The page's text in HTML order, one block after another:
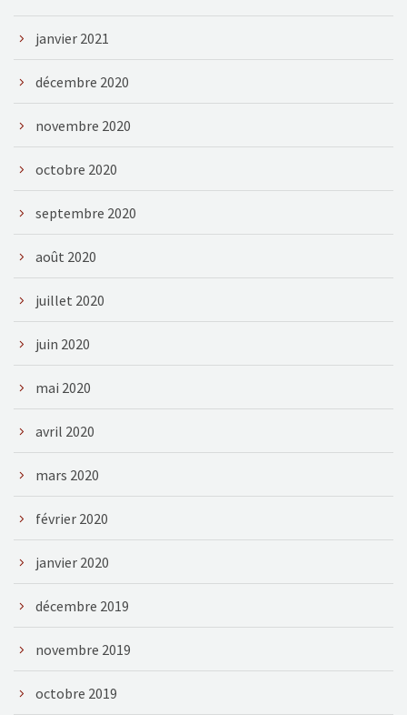
janvier 2021
décembre 2020
novembre 2020
octobre 2020
septembre 2020
août 2020
juillet 2020
juin 2020
mai 2020
avril 2020
mars 2020
février 2020
janvier 2020
décembre 2019
novembre 2019
octobre 2019